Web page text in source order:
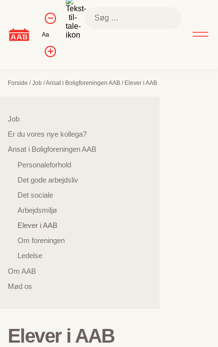
Kontrol af
skriftstørrelse
Formindsk
skriftstørrelse
Aa
Forøg
skriftstørrelsen
Søg
efter:
Forside /Job /Ansat i Boligforeningen AAB / Elever i AAB
Sidenavigation
Job
Er du vores nye kollega?
Ansat i Boligforeningen AAB
Personaleforhold
Det gode arbejdsliv
Det sociale
Arbejdsmiljø
Elever i AAB
Om foreningen
Ledelse
Om AAB
Mød os
Elever i AAB